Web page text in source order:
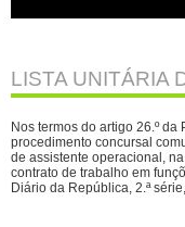
LISTA UNITÁRIA
Nos termos do artigo 26.º
procedimento concursal
de assistente operacional,
contrato de trabalho em
Diário da República, 2.ª